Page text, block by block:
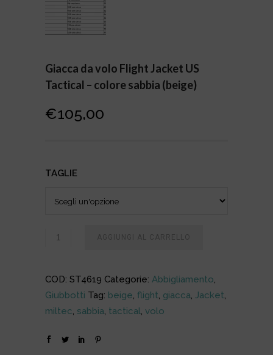
Giacca da volo Flight Jacket US
Tactical – colore sabbia (beige)
€105,00
TAGLIE
COD: ST4619 Categorie: Abbigliamento
Giubbotti Tag: beige flight giacca Jacket
miltec sabbia tactical volo